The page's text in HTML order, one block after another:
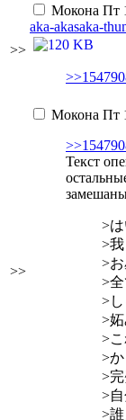
>>
Мокона Пт
aka-akasaka-
>>
Мокона Пт
Текст
>
>
>
>
>
>
>
>
>
>
>